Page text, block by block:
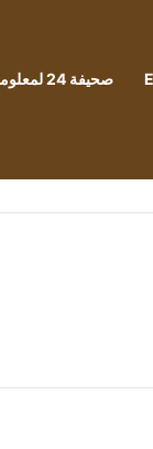
صحيفة 24 لمعلوماتك